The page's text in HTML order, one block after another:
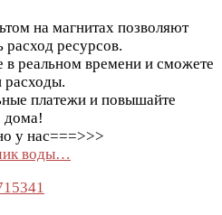
на магнитах позволяют
расход ресурсов.
в реальном времени и сможете
расходы.
платежи и повышайте
дома!
у нас===>>>
воды…